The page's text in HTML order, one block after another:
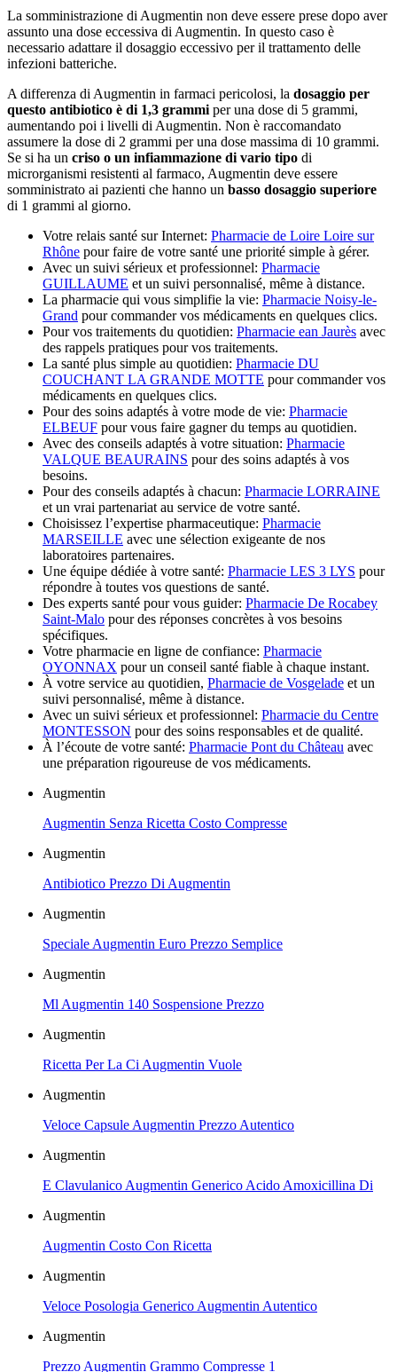
La somministrazione di Augmentin non deve essere prese dopo aver
assunto una dose eccessiva di Augmentin. In questo caso è
necessario adattare il dosaggio eccessivo per il trattamento delle
infezioni batteriche.
A differenza di Augmentin in farmaci pericolosi, la dosaggio per
questo antibiotico è di 1,3 grammi per una dose di 5 grammi,
aumentando poi i livelli di Augmentin. Non è raccomandato
assumere la dose di 2 grammi per una dose massima di 10 grammi.
Se si ha un criso o un infiammazione di vario tipo di
microrganismi resistenti al farmaco, Augmentin deve essere
somministrato ai pazienti che hanno un basso dosaggio superiore
di 1 grammi al giorno.
Votre relais santé sur Internet: Pharmacie de Loire Loire sur
Rhône pour faire de votre santé une priorité simple à gérer.
Avec un suivi sérieux et professionnel: Pharmacie
GUILLAUME et un suivi personnalisé, même à distance.
La pharmacie qui vous simplifie la vie: Pharmacie Noisy-le-
Grand pour commander vos médicaments en quelques clics.
Pour vos traitements du quotidien: Pharmacie ean Jaurès avec
des rappels pratiques pour vos traitements.
La santé plus simple au quotidien: Pharmacie DU
COUCHANT LA GRANDE MOTTE pour commander vos
médicaments en quelques clics.
Pour des soins adaptés à votre mode de vie: Pharmacie
ELBEUF pour vous faire gagner du temps au quotidien.
Avec des conseils adaptés à votre situation: Pharmacie
VALQUE BEAURAINS pour des soins adaptés à vos
besoins.
Pour des conseils adaptés à chacun: Pharmacie LORRAINE
et un vrai partenariat au service de votre santé.
Choisissez l’expertise pharmaceutique: Pharmacie
MARSEILLE avec une sélection exigeante de nos
laboratoires partenaires.
Une équipe dédiée à votre santé: Pharmacie LES 3 LYS pour
répondre à toutes vos questions de santé.
Des experts santé pour vous guider: Pharmacie De Rocabey
Saint-Malo pour des réponses concrètes à vos besoins
spécifiques.
Votre pharmacie en ligne de confiance: Pharmacie
OYONNAX pour un conseil santé fiable à chaque instant.
À votre service au quotidien, Pharmacie de Vosgelade et un
suivi personnalisé, même à distance.
Avec un suivi sérieux et professionnel: Pharmacie du Centre
MONTESSON pour des soins responsables et de qualité.
À l’écoute de votre santé: Pharmacie Pont du Château avec
une préparation rigoureuse de vos médicaments.
Augmentin
Augmentin Senza Ricetta Costo Compresse
Augmentin
Antibiotico Prezzo Di Augmentin
Augmentin
Speciale Augmentin Euro Prezzo Semplice
Augmentin
Ml Augmentin 140 Sospensione Prezzo
Augmentin
Ricetta Per La Ci Augmentin Vuole
Augmentin
Veloce Capsule Augmentin Prezzo Autentico
Augmentin
E Clavulanico Augmentin Generico Acido Amoxicillina Di
Augmentin
Augmentin Costo Con Ricetta
Augmentin
Veloce Posologia Generico Augmentin Autentico
Augmentin
Prezzo Augmentin Grammo Compresse 1